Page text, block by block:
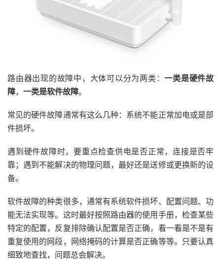
路由器出现的故障中，大体可以分为两类：一类是硬件故
障， 一类是软件故障。
常见的硬件故障通常有这么几种：系统不能正常加电或是部
件损坏。
遇到硬件故障时，要重点检查供电是否正常，连接是否牢
靠；遇到不能解决的物理问题，最好还是送修或更换新的设
备。
软件故障的种类很多，通常有系统软件损坏、配置问题、功
能无法实现等。这时最好按照路由器的使用手册，检查某些
特定的配置，反复排除确认配置是否正确，看一看是不是有
重复使用的网段，网络掩码的计算是否正确等等。只要认真
细致地查找，问题总会解决。